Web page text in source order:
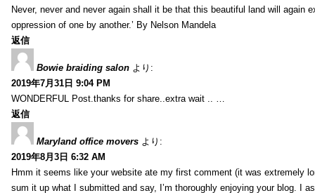
Never, never and never again shall it be that this beautiful land will again
oppression of one by another.’ By Nelson Mandela
返信
Bowie braiding salon より:
2019年7月31日 9:04 PM
WONDERFUL Post.thanks for share..extra wait .. …
返信
Maryland office movers より:
2019年8月3日 6:32 AM
Hmm it seems like your website ate my first comment (it was extremely
sum it up what I submitted and say, I’m thoroughly enjoying your blog. I